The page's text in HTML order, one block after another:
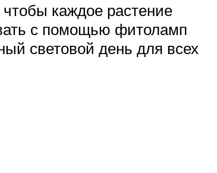
каждое растение
с помощью фитоламп
световой день для всех